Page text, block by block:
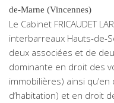
de-Marne (Vincennes)
Le Cabinet FRICAUDET
interbarreaux Hauts-de-
deux associées et de
dominante en droit des
immobilières) ainsi
d’habitation) et en droit